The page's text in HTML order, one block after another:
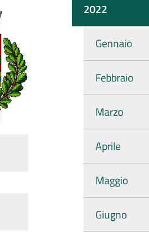
2022
Gennaio
Febbraio
Marzo
Aprile
Maggio
Giugno